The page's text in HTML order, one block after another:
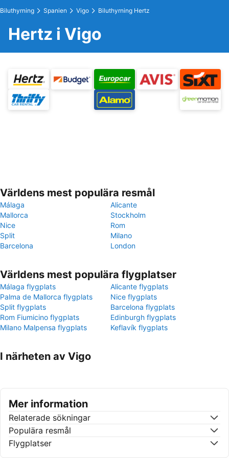
Biluthyrning Spanien Vigo Biluthyrning Hertz
Hertz i Vigo
Världens mest populära resmål
Málaga
Alicante
Mallorca
Stockholm
Nice
Rom
Split
Milano
Barcelona
London
Världens mest populära flygplatser
Málaga flygplats
Alicante flygplats
Palma de Mallorca flygplats
Nice flygplats
Split flygplats
Barcelona flygplats
Rom Fiumicino flygplats
Edinburgh flygplats
Milano Malpensa flygplats
Keflavík flygplats
I närheten av Vigo
Mer information
Relaterade sökningar
Populära resmål
Flygplatser